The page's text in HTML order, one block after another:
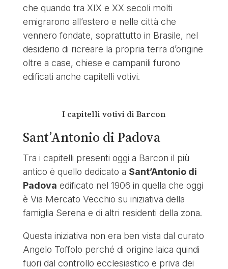
che quando tra XIX e XX secoli molti
emigrarono all’estero e nelle città che
vennero fondate, soprattutto in Brasile, nel
desiderio di ricreare la propria terra d’origine
oltre a case, chiese e campanili furono
edificati anche capitelli votivi.
I capitelli votivi di Barcon
Sant’Antonio di Padova
Tra i capitelli presenti oggi a Barcon il più
antico è quello dedicato a Sant’Antonio di
Padova edificato nel 1906 in quella che oggi
è Via Mercato Vecchio su iniziativa della
famiglia Serena e di altri residenti della zona.
Questa iniziativa non era ben vista dal curato
Angelo Toffolo perché di origine laica quindi
fuori dal controllo ecclesiastico e priva dei